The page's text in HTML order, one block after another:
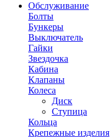
Обслуживание
Болты
Бункеры
Выключатель
Гайки
Звездочка
Кабина
Клапаны
Колеса
Диск
Ступица
Кольца
Крепежные изделия